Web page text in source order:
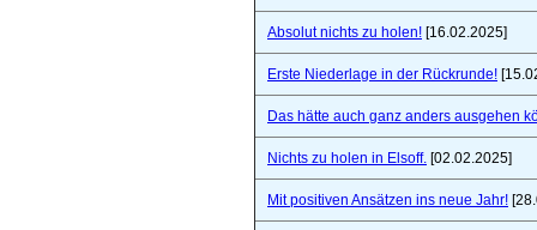
Absolut nichts zu holen! [16.02.2025]
Erste Niederlage in der Rückrunde!
Das hätte auch ganz anders ausgehen
Nichts zu holen in Elsoff. [02.02.2025]
Mit positiven Ansätzen ins neue Jahr!